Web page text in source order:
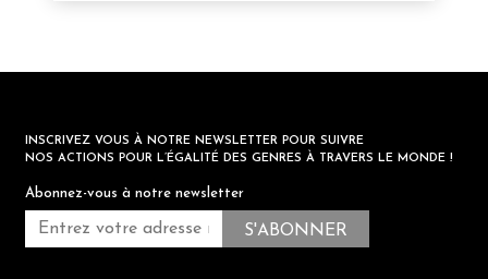
INSCRIVEZ VOUS À NOTRE NEWSLETTER POUR SUIVRE
NOS ACTIONS POUR L’ÉGALITÉ DES GENRES À TRAVERS LE MONDE !
Abonnez-vous à notre newsletter